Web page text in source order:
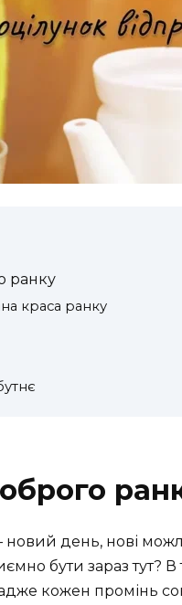
ранку
краса ранку
день, нові
бути зараз тут?
кожен промінь